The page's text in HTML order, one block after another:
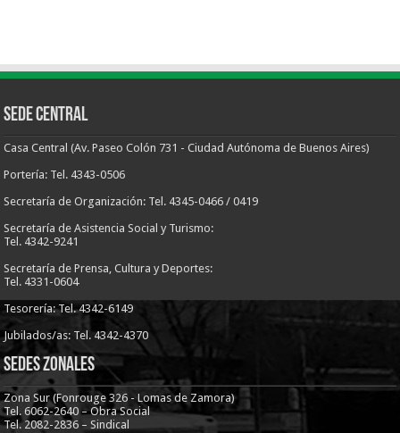
Sede Central
Casa Central (Av. Paseo Colón 731 - Ciudad Autónoma de Buenos Aires)
Portería: Tel. 4343-0506
Secretaría de Organización: Tel. 4345-0466 / 0419
Secretaría de Asistencia Social y Turismo:
Tel. 4342-9241
Secretaría de Prensa, Cultura y Deportes:
Tel. 4331-0604
Tesorería: Tel. 4342-6149
Jubilados/as: Tel. 4342-4370
Sedes Zonales
Zona Sur (Fonrouge 326 - Lomas de Zamora)
Tel. 6062-2640 – Obra Social
Tel. 2082-2836 – Sindical